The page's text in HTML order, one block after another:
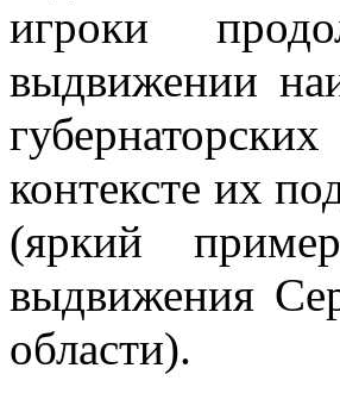
игроки
выдвижении
контексте их
(яркий
выдвижения
области).